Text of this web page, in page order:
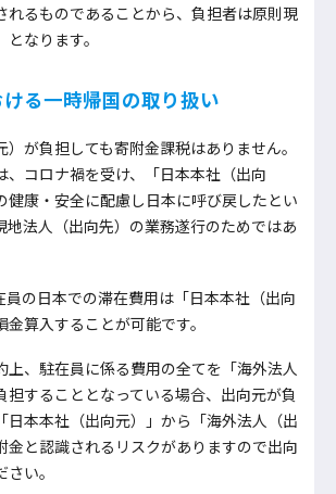
れるものであることから、負担者は原則現
なります。
る一時帰国の取り扱い
）が負担しても寄附金課税はありません。
、コロナ禍を受け、「日本本社（出向
健康・安全に配慮し日本に呼び戻したとい
地法人（出向先）の業務遂行のためではあ
員の日本での滞在費用は「日本本社（出向
算入することが可能です。
上、駐在員に係る費用の全てを「海外法人
担することとなっている場合、出向元が負
日本本社（出向元）」から「海外法人（出
金と認識されるリスクがありますので出向
い。